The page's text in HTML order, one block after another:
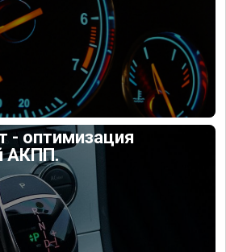
- оптимизация
АКПП.